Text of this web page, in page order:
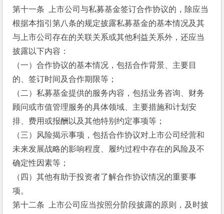
第十一条  上市公司与私募基金签订合作协议的，除应当
根据本指引第八条的规定披露私募基金的基本情况及其
与上市公司存在的关联关系或其他利益关系外，还应当
披露以下内容：
（一）合作协议的基本情况，包括合作背景、主要目
的、签订时间及合作期限等；
（二）私募基金提供的服务内容，包括业务咨询、财务
顾问或市值管理服务的具体领域、主要措施和计划安
排、费用或报酬以及其他特别约定事项等；
（三）风险揭示事项，包括合作协议对上市公司经营和
未来发展战略的影响程度、履约过程中存在的风险及不
确定性因素等；
（四）其他有助于投资者了解合作协议情况的重要事
项。
第十二条  上市公司应当按照分阶段披露的原则，及时披